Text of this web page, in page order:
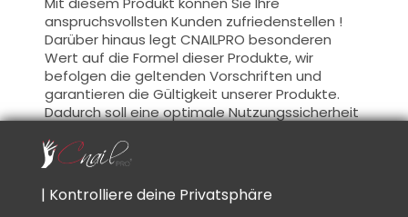
anspruchsvollsten Kunden zufriedenstellen !
Darüber hinaus legt CNAILPRO besonderen
Wert auf die Formel dieser Produkte, wir
befolgen die geltenden Vorschriften und
garantieren die Gültigkeit unserer Produkte.
Dadurch soll eine optimale Nutzungssicherheit
Benutzung :
Diese Farbe mit dem Pinsel auf die Basis
| Kontrolliere deine Privatsphäre